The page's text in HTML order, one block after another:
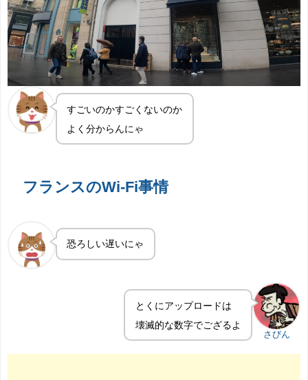
すごいのかすごくないのか
よく分からんにゃ
フランスのWi-Fi事情
恐ろしい遅いにゃ
さびん
とくにアップロードは
壊滅的な数字でござるよ